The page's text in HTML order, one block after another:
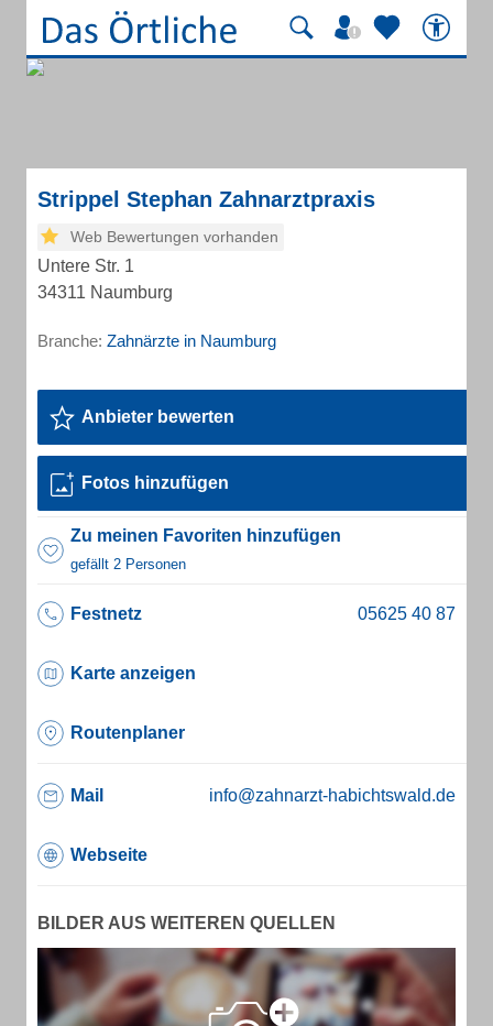
Strippel Stephan Zahnarztpraxis
Web Bewertungen vorhanden
Untere Str. 1
34311 Naumburg
Branche: Zahnärzte in Naumburg
Anbieter bewerten
Fotos hinzufügen
Zu meinen Favoriten hinzufügen
gefällt 2 Personen
Festnetz
Karte anzeigen
Routenplaner
Mail info@zahnarzt-habichtswald.de
Webseite
BILDER AUS WEITEREN QUELLEN